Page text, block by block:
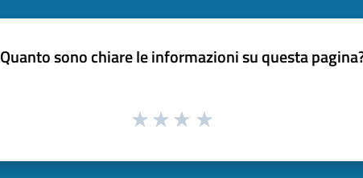
Quanto sono chiare le informazioni su questa